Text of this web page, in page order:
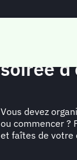
La
soirée
Vous devez
ou commencer ?
et faîtes de votre